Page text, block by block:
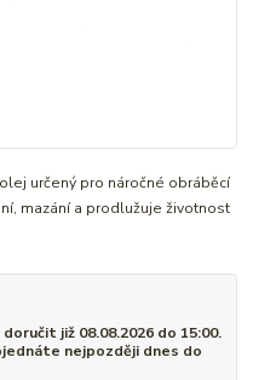
určený pro náročné obráběcí
mazání a prodlužuje životnost
již 08.08.2026 do 15:00.
nejpozději dnes do